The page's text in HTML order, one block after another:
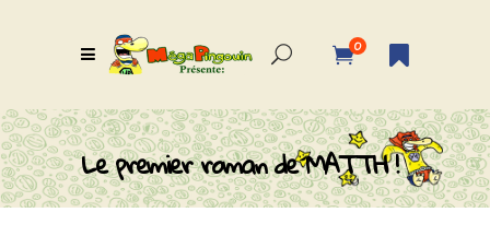
0
Le premier roman de MATTH !